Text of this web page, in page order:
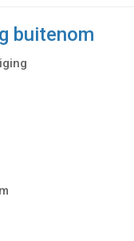
buitenom